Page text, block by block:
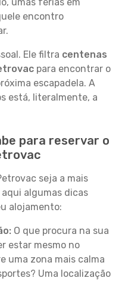
encontro
Ele filtra centenas
para encontrar o
escapadela. A
está, literalmente, a
para reservar o
seja a mais
algumas dicas
alojamento:
O que procura na sua
estar mesmo no
uma zona mais calma
Uma localização